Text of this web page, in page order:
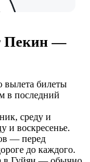
Пекин —
вылета билеты
в последний
среду и
и воскресенье.
— перед
до каждого.